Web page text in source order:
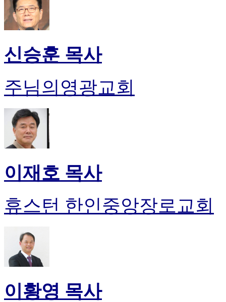
신승훈 목사
주님의영광교회
이재호 목사
휴스턴 한인중앙장로교회
이황영 목사